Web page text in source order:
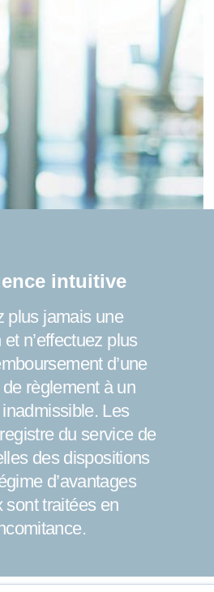
intuitive
plus jamais une
n’effectuez plus
d’une
règlement à un
Les
du service de
des dispositions
d’avantages
sont traitées en